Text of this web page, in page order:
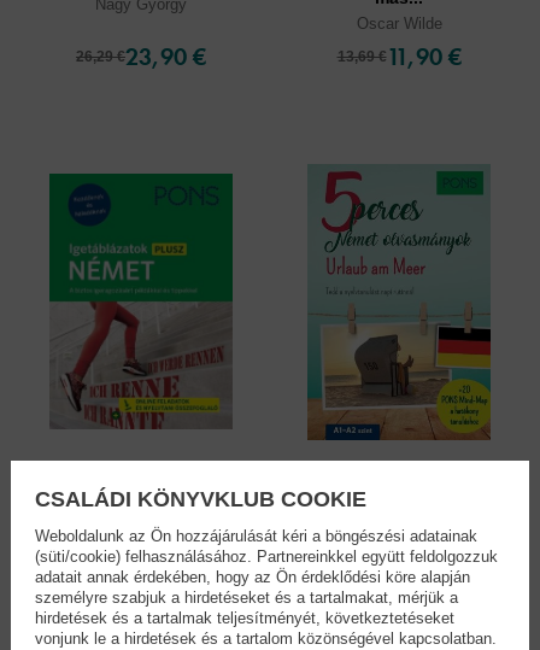
Nagy György
26,29 €23,90 €
Oscar Wilde
13,69 € 11,90 €
PONS Igetáblázatok
PLUSZ...
Eva Maria Weermann
16,39 €14,90 €
Dominic Butler
13,09 €11,90 €
CSALÁDI KÖNYVKLUB COOKIE
Weboldalunk az Ön hozzájárulását kéri a böngészési adatainak
(süti/cookie) felhasználásához. Partnereinkkel együtt feldolgozzuk
adatait annak érdekében, hogy az Ön érdeklődési köre alapján
személyre szabjuk a hirdetéseket és a tartalmakat, mérjük a
hirdetések és a tartalmak teljesítményét, következtetéseket
vonjunk le a hirdetések és a tartalom közönségével kapcsolatban.